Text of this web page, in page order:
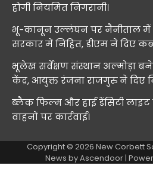
होगी नियमित निगरानी।
भू-कानून उल्लंघन पर नैनीताल में
सरकार में निहित, डीएम ने दिए
भूलेख सर्वेक्षण संस्थान अल्मोड़ा
केंद्र, आयुक्त रंजना राजगुरु ने दिए
ब्लैक फिल्म और हाई डेंसिटी लाइट
वाहनों पर कार्रवाई।
Copyright © 2026 New Corbett
News byAscendoor|